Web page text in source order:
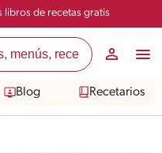
libros de recetas gratis
Blog Recetarios